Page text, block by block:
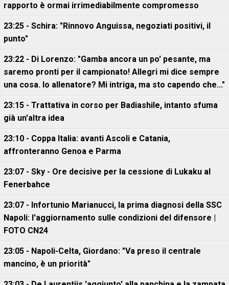
rapporto è ormai irrimediabilmente compromesso
23:25 - Schira: "Rinnovo Anguissa, negoziati positivi, il
punto"
23:22 - Di Lorenzo: "Gamba ancora un po' pesante, ma
saremo pronti per il campionato! Allegri mi dice sempre
una cosa. Io allenatore? Mi intriga, ma sto capendo che..."
23:15 - Trattativa in corso per Badiashile, intanto sfuma
già un'altra idea
23:10 - Coppa Italia: avanti Ascoli e Catania,
affronteranno Genoa e Parma
23:07 - Sky - Ore decisive per la cessione di Lukaku al
Fenerbahce
23:07 - Infortunio Marianucci, la prima diagnosi della SSC
Napoli: l'aggiornamento sulle condizioni del difensore |
FOTO CN24
23:05 - Napoli-Celta, Giordano: "Va preso il centrale
mancino, è un priorità"